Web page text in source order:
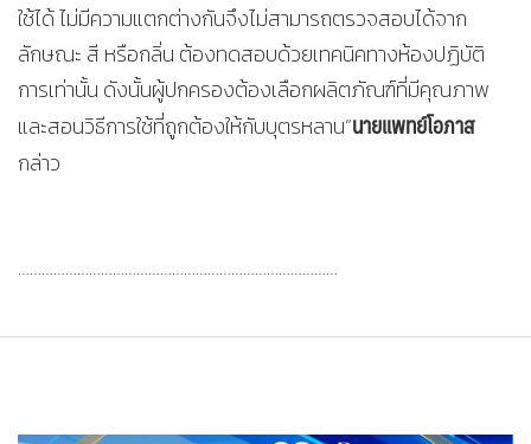
ใช้ได้ ไม่มีความแตกต่างกันจึงไม่สามารถตรวจสอบได้จาก
ลักษณะ สี หรือกลิ่น ต้องทดสอบด้วยเทคนิคทางห้องปฏิบัติ
การเท่านั้น ดังนั้นผู้ปกครองต้องเลือกผลิตภัณฑ์ที่มีคุณภาพ
และสอนวิธีการใช้ที่ถูกต้องให้กับบุตรหลาน”นายแพทย์โอภาส
กล่าว
………………………………………………………………………